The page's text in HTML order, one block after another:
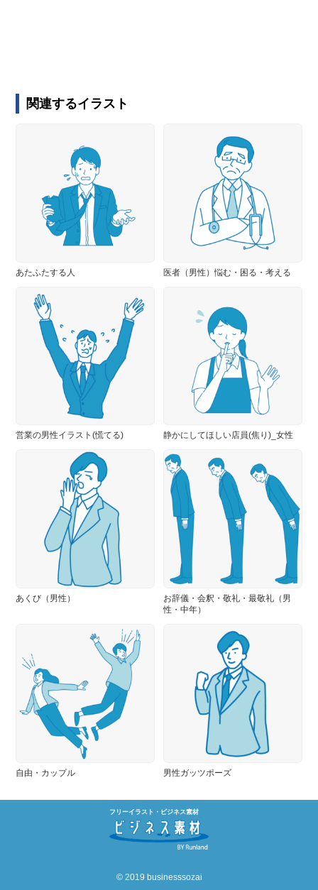
関連するイラスト
あたふたする人 医者（男性）悩む・困る・考える
営業の男性イラスト(慌てる) 静かにしてほしい店員(焦り)_女性
あくび（男性）
お辞儀・会釈・敬礼・最敬礼（男
性・中年）
自由・カップル 男性ガッツポーズ
フリーイラスト・ビジネス素材
© 2019 businesssozai